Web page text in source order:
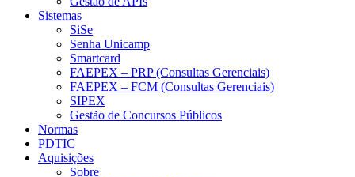
Sistemas
SiSe
Senha Unicamp
Smartcard
FAEPEX – PRP (Consultas Gerenciais)
FAEPEX – FCM (Consultas Gerenciais)
SIPEX
Gestão de Concursos Públicos
Normas
PDTIC
Aquisições
Sobre